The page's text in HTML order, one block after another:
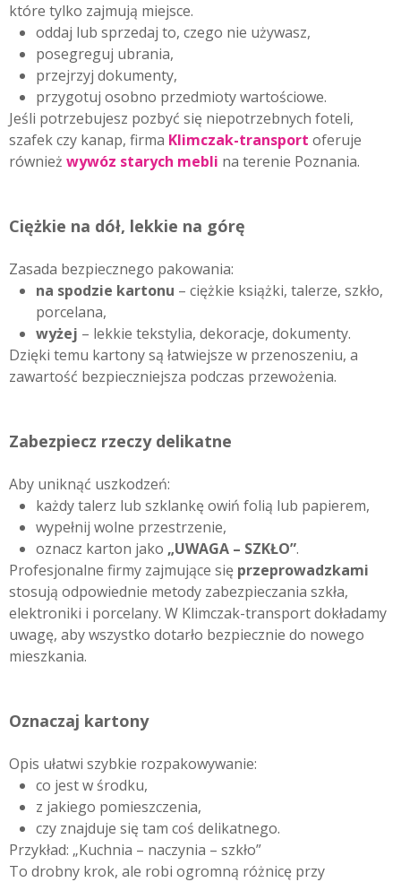
które tylko zajmują miejsce.
oddaj lub sprzedaj to, czego nie używasz,
posegreguj ubrania,
przejrzyj dokumenty,
przygotuj osobno przedmioty wartościowe.
Jeśli potrzebujesz pozbyć się niepotrzebnych foteli,
szafek czy kanap, firma Klimczak-transport oferuje
również wywóz starych mebli na terenie Poznania.
Ciężkie na dół, lekkie na górę
Zasada bezpiecznego pakowania:
na spodzie kartonu – ciężkie książki, talerze, szkło,
porcelana,
wyżej – lekkie tekstylia, dekoracje, dokumenty.
Dzięki temu kartony są łatwiejsze w przenoszeniu, a
zawartość bezpieczniejsza podczas przewożenia.
Zabezpiecz rzeczy delikatne
Aby uniknąć uszkodzeń:
każdy talerz lub szklankę owiń folią lub papierem,
wypełnij wolne przestrzenie,
oznacz karton jako „UWAGA – SZKŁO”.
Profesjonalne firmy zajmujące się przeprowadzkami
stosują odpowiednie metody zabezpieczania szkła,
elektroniki i porcelany. W Klimczak-transport dokładamy
uwagę, aby wszystko dotarło bezpiecznie do nowego
mieszkania.
Oznaczaj kartony
Opis ułatwi szybkie rozpakowywanie:
co jest w środku,
z jakiego pomieszczenia,
czy znajduje się tam coś delikatnego.
Przykład: „Kuchnia – naczynia – szkło”
To drobny krok, ale robi ogromną różnicę przy